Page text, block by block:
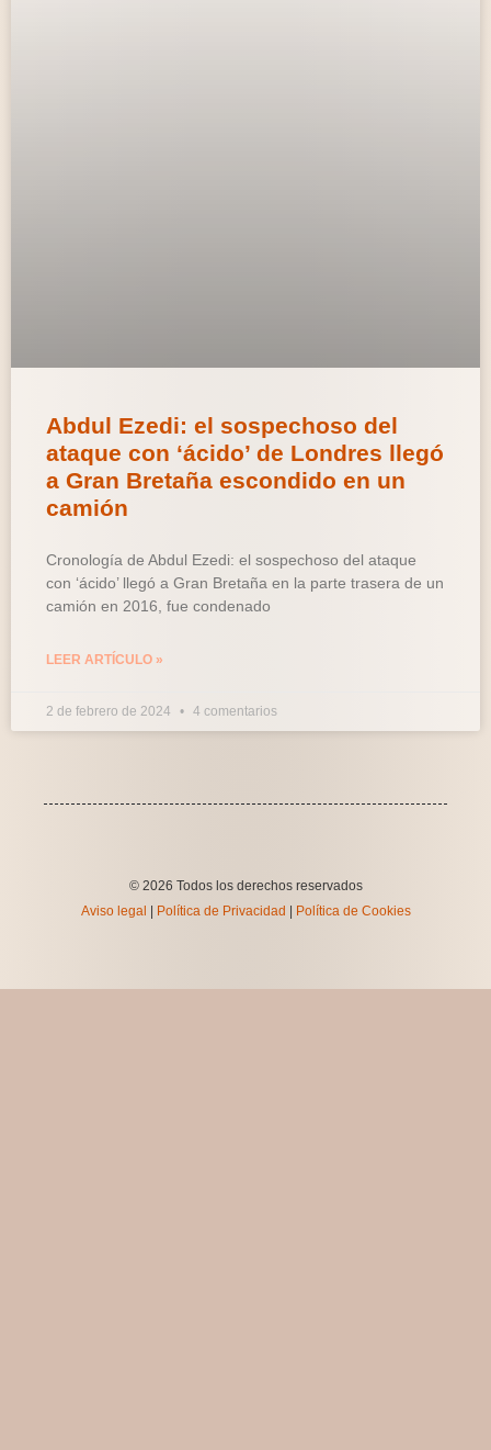
Abdul Ezedi: el sospechoso del
ataque con ‘ácido’ de Londres llegó
a Gran Bretaña escondido en un
camión
Cronología de Abdul Ezedi: el sospechoso del ataque
con ‘ácido’ llegó a Gran Bretaña en la parte trasera de un
camión en 2016, fue condenado
LEER ARTÍCULO »
2 de febrero de 2024 4 comentarios
© 2026 Todos los derechos reservados
Aviso legal
Política de Privacidad Política de Cookies